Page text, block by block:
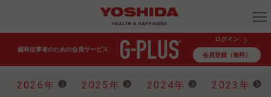
歯科従事者のための会員サービス
ログイン
会員登録（無料）
2026年 2025年 2024年
2023年